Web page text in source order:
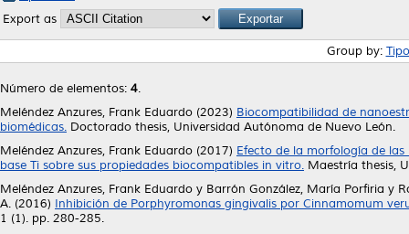
Export as
Group by:
Número de elementos: 4.
Meléndez Anzures, Frank Eduardo (2023) Biocompatibilidad de
biomédicas. Doctorado thesis, Universidad Autónoma de Nuevo León.
Meléndez Anzures, Frank Eduardo (2017) Efecto de la morfología de
base Ti sobre sus propiedades biocompatibles in vitro. Maestría thesis,
Meléndez Anzures, Frank Eduardo y Barrón González, María Porfiria y
A. (2016) Inhibición de Porphyromonas gingivalis por Cinnamomum
1 (1). pp. 280-285.